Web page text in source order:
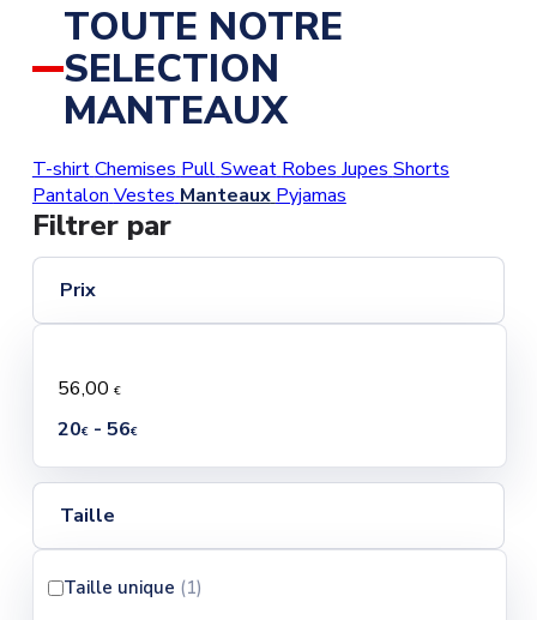
TOUTE NOTRE
SELECTION
MANTEAUX
T-shirtChemises PullSweat Robes Jupes Shorts
Pantalon Vestes Manteaux Pyjamas
Filtrer par
Prix
56,00 €
20€- 56€
Taille
Taille unique (1)